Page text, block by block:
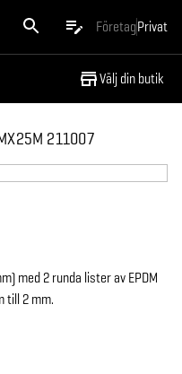
FöretagPrivat
Välj din butik
211007
med 2 runda lister av EPDM
till 2 mm.